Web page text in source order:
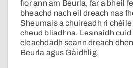
fìor ann am Beurla, far a bheil
bheachd nach eil dreach nas
Sheumais a chuireadh ri
cheud bliadhna. Leanaidh cuid
cleachdadh seann dreach
Beurla agus Gàidhlig.